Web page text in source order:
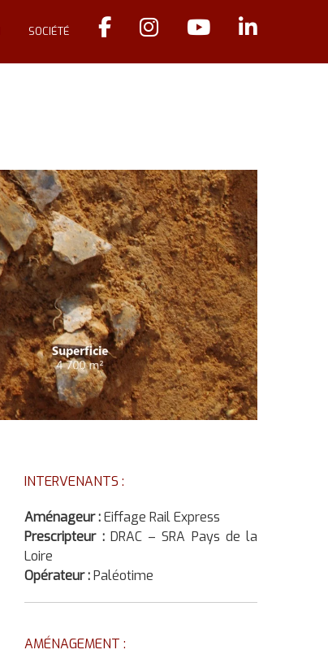
SOCIÉTÉ
INTERVENANTS :
Aménageur :Eiffage Rail Express
Prescripteur :DRAC – SRA Pays de la
Loire
Opérateur :Paléotime
AMÉNAGEMENT :